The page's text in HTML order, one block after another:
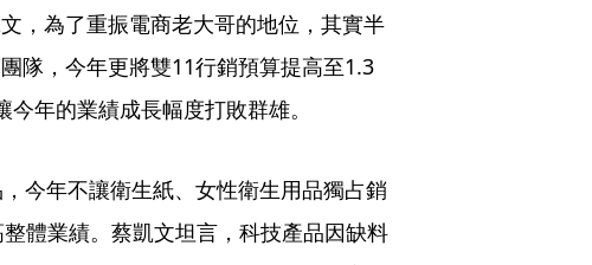
，為了重振電商老大哥的地位，其實半
隊，今年更將雙11行銷預算提高至1.3
年的業績成長幅度打敗群雄。
今年不讓衛生紙、女性衛生用品獨占銷
體業績。蔡凱文坦言，科技產品因缺料